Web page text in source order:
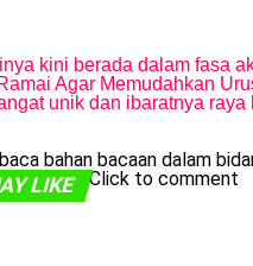
kini berada dalam fasa
Agar Memudahkan
unik dan ibaratnya
bahan bacaan dalam
LIKE Click to comment